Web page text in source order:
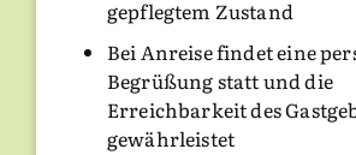
gepflegtem Zustand
Bei Anreise findet eine
Begrüßung statt und die
Erreichbarkeit des
gewährleistet